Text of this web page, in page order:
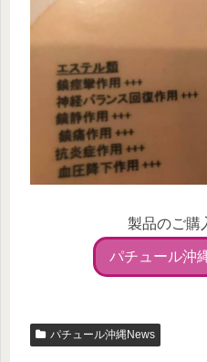
製品のご購
パチュール沖
パチュール沖縄News